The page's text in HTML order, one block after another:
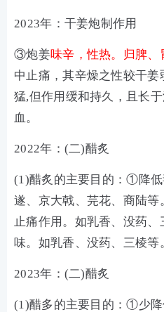
2023年：干姜炮制作用
③炮姜味辛，性热。归脾、
中止痛，其辛燥之性较干
猛,但作用缓和持久，且长
血。
2022年： (二)醋炙
(1)醋炙的主要目的：①降
遂、京大戟、芫花、商陆
止痛作用。如乳香、没药、
味。如乳香、没药、三棱等
2023年： (二)醋炙
(1)醋多的主要目的：①少